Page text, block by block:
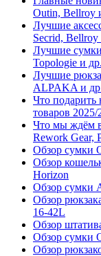
Outin, Bellroy
Лучшие
Secrid, Bellroy
Лучшие
Topologie и др.
Лучшие
ALPAKA и
Что
товаров 2025/
Что мы ждём
Rework Gear,
Обзор сумки
Обзор
Horizon
Обзор сумки
Обзор
16-42L
Обзор
Обзор сумки
Обзор